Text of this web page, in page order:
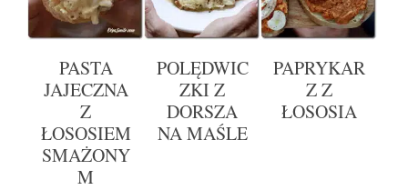
PASTA
JAJECZNA
Z
ŁOSOSIEM
SMAŻONY
M
POLĘDWIC
ZKI Z
DORSZA
NA MAŚLE
PAPRYKAR
Z Z
ŁOSOSIA